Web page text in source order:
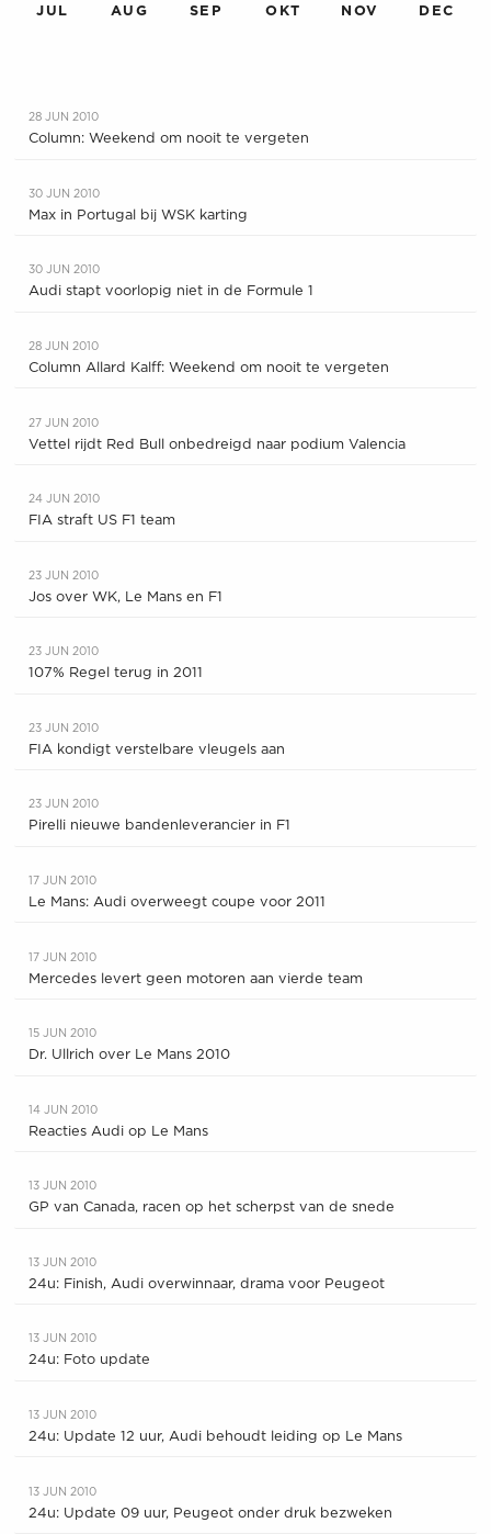
JUL AUG SEP OKT NOV DEC
28 JUN 2010
Column: Weekend om nooit te vergeten
30 JUN 2010
Max in Portugal bij WSK karting
30 JUN 2010
Audi stapt voorlopig niet in de Formule 1
28 JUN 2010
Column Allard Kalff: Weekend om nooit te vergeten
27 JUN 2010
Vettel rijdt Red Bull onbedreigd naar podium Valencia
24 JUN 2010
FIA straft US F1 team
23 JUN 2010
Jos over WK, Le Mans en F1
23 JUN 2010
107% Regel terug in 2011
23 JUN 2010
FIA kondigt verstelbare vleugels aan
23 JUN 2010
Pirelli nieuwe bandenleverancier in F1
17 JUN 2010
Le Mans: Audi overweegt coupe voor 2011
17 JUN 2010
Mercedes levert geen motoren aan vierde team
15 JUN 2010
Dr. Ullrich over Le Mans 2010
14 JUN 2010
Reacties Audi op Le Mans
13 JUN 2010
GP van Canada, racen op het scherpst van de snede
13 JUN 2010
24u: Finish, Audi overwinnaar, drama voor Peugeot
13 JUN 2010
24u: Foto update
13 JUN 2010
24u: Update 12 uur, Audi behoudt leiding op Le Mans
13 JUN 2010
24u: Update 09 uur, Peugeot onder druk bezweken